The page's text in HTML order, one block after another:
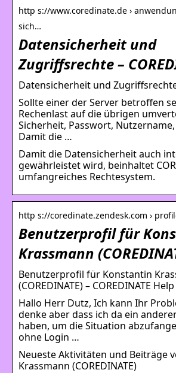
http s://www.coredinate.de ›
sich…
Datensicherheit und
Zugriffsrechte –
Datensicherheit und
Sollte einer der Server betroffen
Rechenlast auf die übrigen
Sicherheit, Passwort,
Damit die …
Damit die Datensicherheit auch
gewährleistet wird, beinhaltet
umfangreiches Rechtesystem.
http s://coredinate.zendesk.com ›
Benutzerprofil für
Krassmann
Benutzerprofil für Konstantin
(COREDINATE) – COREDINATE
Hallo Herr Dutz, Ich kann Ihr
denke aber dass ich da ein
haben, um die Situation
ohne Login …
Neueste Aktivitäten und Beiträge
Krassmann (COREDINATE)